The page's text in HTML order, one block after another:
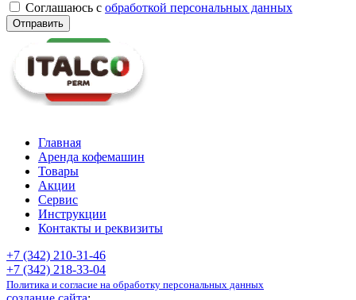
Соглашаюсь с обработкой персональных данных
Главная
Аренда кофемашин
Товары
Акции
Сервис
Инструкции
Контакты и реквизиты
+7 (342) 210-31-46
+7 (342) 218-33-04
Политика и согласие на обработку персональных данных